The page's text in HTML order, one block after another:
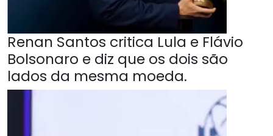
Renan Santos critica Lula e Flávio
Bolsonaro e diz que os dois são
lados da mesma moeda.